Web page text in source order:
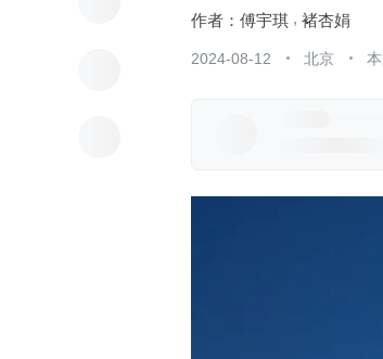
傅宇琪 褚杏娟
2024-08-12 北京